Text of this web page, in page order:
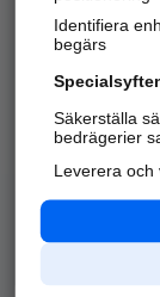
Alla kategorier
API & Kartor
Identifiera
begärs
Säkerställa
bedrägerier
Leverera och